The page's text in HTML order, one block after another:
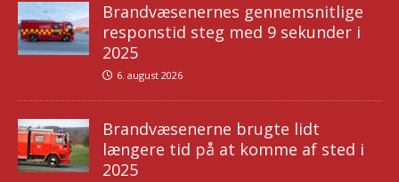
Brandvæsenernes gennemsnitlige
responstid steg med 9 sekunder i
2025
6. august 2026
Brandvæsenerne brugte lidt
længere tid på at komme af sted i
2025